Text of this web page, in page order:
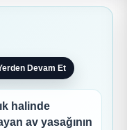
Devam Et
halinde
av yasağının